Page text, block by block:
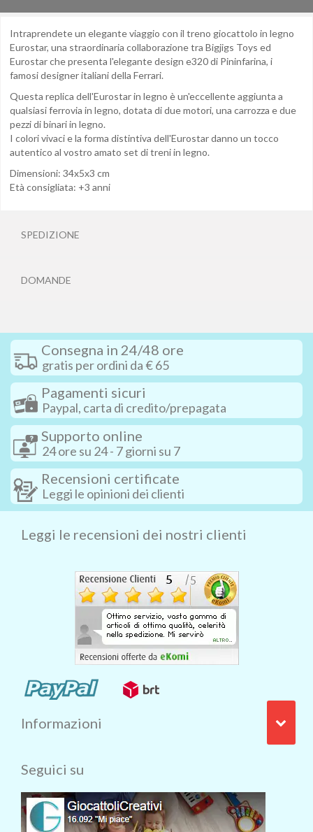
Intraprendete un elegante viaggio con il treno giocattolo in legno
Eurostar, una straordinaria collaborazione tra Bigjigs Toys ed
Eurostar che presenta l'elegante design e320 di Pininfarina, i
famosi designer italiani della Ferrari.
Questa replica dell'Eurostar in legno è un'eccellente aggiunta a
qualsiasi ferrovia in legno, dotata di due motori, una carrozza e due
pezzi di binari in legno.
I colori vivaci e la forma distintiva dell'Eurostar danno un tocco
autentico al vostro amato set di treni in legno.
Dimensioni: 34x5x3 cm
Età consigliata: +3 anni
SPEDIZIONE
DOMANDE
Consegna in 24/48 ore
gratis per ordini da € 65
Pagamenti sicuri
Paypal, carta di credito/prepagata
Supporto online
24 ore su 24 - 7 giorni su 7
Recensioni certificate
Leggi le opinioni dei clienti
Leggi le recensioni dei nostri clienti
Informazioni
Seguici su